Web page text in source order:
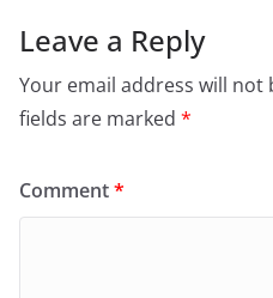
Leave a Reply
Your email address will not
fields are marked *
Comment*